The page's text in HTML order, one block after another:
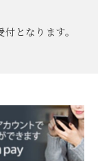
となります。